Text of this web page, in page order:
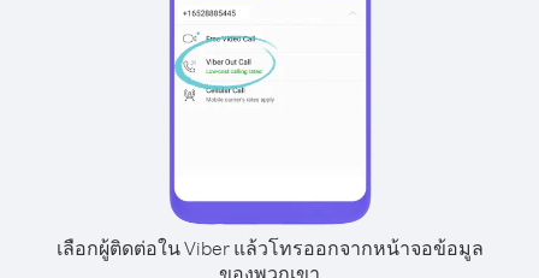
เลือกผู้ติดต่อใน Viber แล้วโทรออกจากหน้าจอข้อมูล
ของพวกเขา